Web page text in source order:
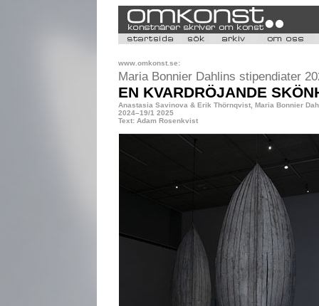
www.omkonst.se:
Maria Bonnier Dahlins stipendiater
EN KVARDRÖJANDE
Anastasia Savinova & Erik Thörnqvist, Maria Bonnier
2024–19/1 2025
Text: Adam Rosenkvist